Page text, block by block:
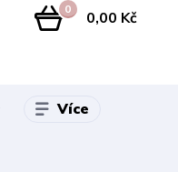
0 0,00 Kč
Více